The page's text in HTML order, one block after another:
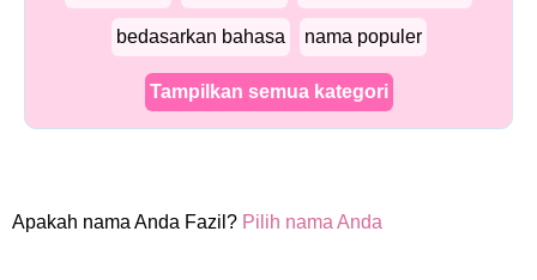
bedasarkan bahasa nama populer
Tampilkan semua kategori
Apakah nama Anda Fazil? Pilih nama Anda